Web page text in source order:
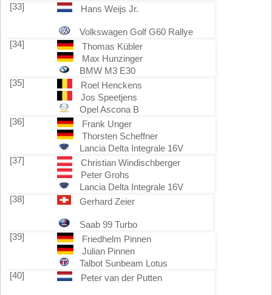
[33]
Hans Weijs Jr.
Volkswagen Golf G60 Rallye
[34]
Thomas Kübler
Max Hunzinger
BMW M3 E30
[35]
Roel Henckens
Jos Speetjens
Opel Ascona B
[36]
Frank Unger
Thorsten Scheffner
Lancia Delta Integrale 16V
[37]
Christian Windischberger
Peter Grohs
Lancia Delta Integrale 16V
[38]
Gerhard Zeier
Saab 99 Turbo
[39]
Friedhelm Pinnen
Julian Pinnen
Talbot Sunbeam Lotus
[40]
Peter van der Putten